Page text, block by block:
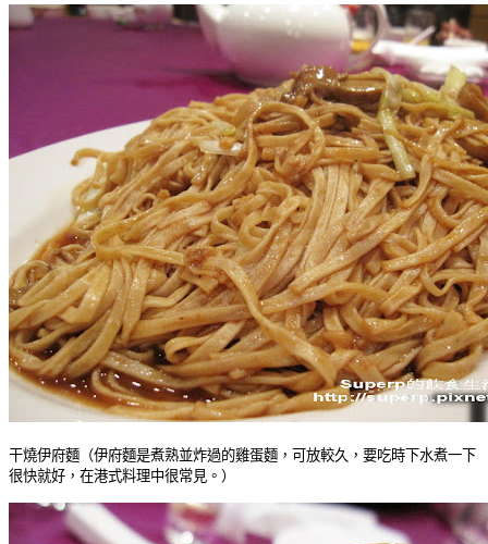
干燒伊府麵（伊府麵是煮熟並炸過的雞蛋麵，可放較久，要吃時下水煮一下
很快就好，在港式料理中很常見。）